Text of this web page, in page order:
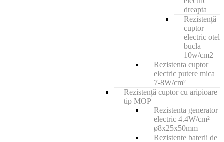
dreapta
Rezistență
cuptor
electric otel
bucla
10w/cm2
Rezistenta cuptor
electric putere mica
7-8W/cm²
Rezistență cuptor cu aripioare
tip MOP
Rezistenta generator
electric 4.4W/cm²
ø8x25x50mm
Rezistente baterii de